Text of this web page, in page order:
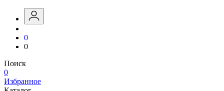
0
0
Поиск
0
Избранное